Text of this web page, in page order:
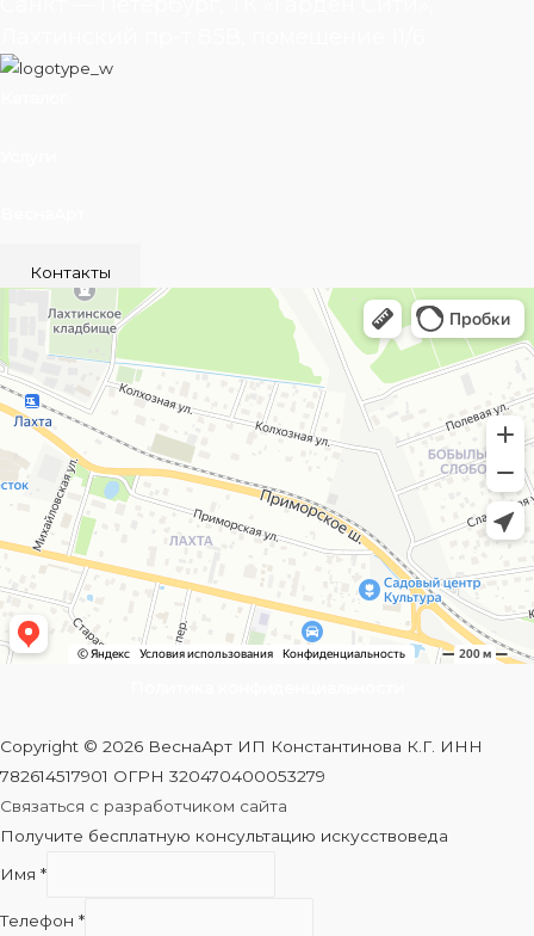
Контакты
Copyright © 2026 ВеснаАрт ИП Константинова К.Г. ИНН
782614517901 ОГРН 320470400053279
Связаться с разработчиком сайта
Получите бесплатную консультацию искусствоведа
Имя *
Телефон *